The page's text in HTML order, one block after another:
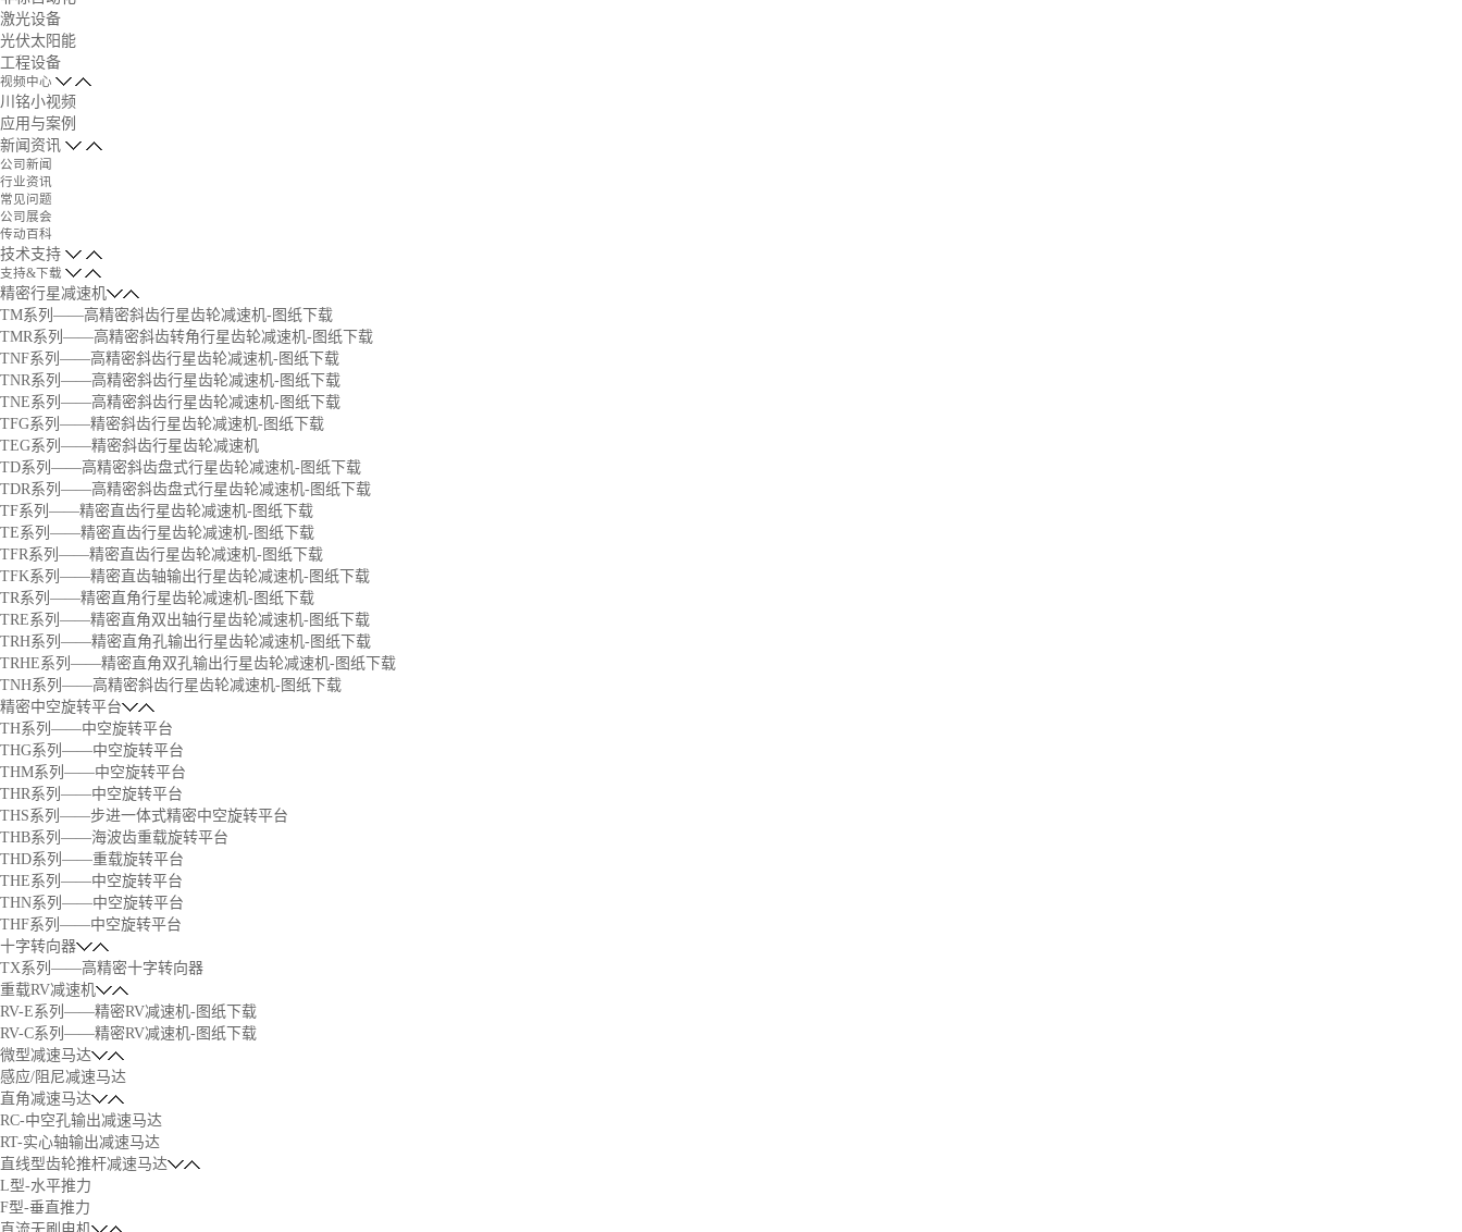
激光设备
光伏太阳能
工程设备
视频中心
川铭小视频
应用与案例
新闻资讯
公司新闻
行业资讯
常见问题
公司展会
传动百科
技术支持
支持&下载
精密行星减速机
TM系列——高精密斜齿行星齿轮减速机-图纸下载
TMR系列——高精密斜齿转角行星齿轮减速机-图纸下载
TNF系列——高精密斜齿行星齿轮减速机-图纸下载
TNR系列——高精密斜齿行星齿轮减速机-图纸下载
TNE系列——高精密斜齿行星齿轮减速机-图纸下载
TFG系列——精密斜齿行星齿轮减速机-图纸下载
TEG系列——精密斜齿行星齿轮减速机
TD系列——高精密斜齿盘式行星齿轮减速机-图纸下载
TDR系列——高精密斜齿盘式行星齿轮减速机-图纸下载
TF系列——精密直齿行星齿轮减速机-图纸下载
TE系列——精密直齿行星齿轮减速机-图纸下载
TFR系列——精密直齿行星齿轮减速机-图纸下载
TFK系列——精密直齿轴输出行星齿轮减速机-图纸下载
TR系列——精密直角行星齿轮减速机-图纸下载
TRE系列——精密直角双出轴行星齿轮减速机-图纸下载
TRH系列——精密直角孔输出行星齿轮减速机-图纸下载
TRHE系列——精密直角双孔输出行星齿轮减速机-图纸下载
TNH系列——高精密斜齿行星齿轮减速机-图纸下载
精密中空旋转平台
TH系列——中空旋转平台
THG系列——中空旋转平台
THM系列——中空旋转平台
THR系列——中空旋转平台
THS系列——步进一体式精密中空旋转平台
THB系列——海波齿重载旋转平台
THD系列——重载旋转平台
THE系列——中空旋转平台
THN系列——中空旋转平台
THF系列——中空旋转平台
十字转向器
TX系列——高精密十字转向器
重载RV减速机
RV-E系列——精密RV减速机-图纸下载
RV-C系列——精密RV减速机-图纸下载
微型减速马达
感应/阻尼减速马达
直角减速马达
RC-中空孔输出减速马达
RT-实心轴输出减速马达
直线型齿轮推杆减速马达
L型-水平推力
F型-垂直推力